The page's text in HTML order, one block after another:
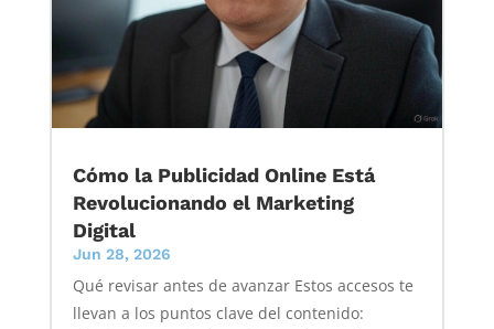
Cómo la Publicidad Online Está
Revolucionando el Marketing
Digital
Jun 28, 2026
Qué revisar antes de avanzar Estos accesos te
llevan a los puntos clave del contenido: